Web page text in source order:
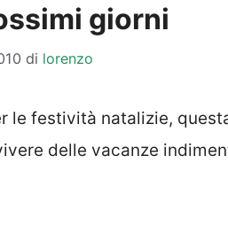
giorni
di lorenzo
le festività natalizie,
delle vacanze